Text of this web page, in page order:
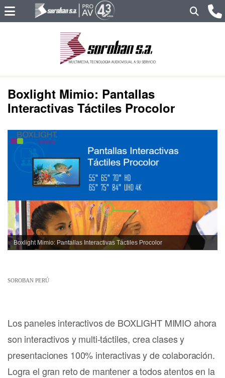
Boxlight Mimio: Pantallas
Interactivas Táctiles Procolor
Boxlight Mimio: Pantallas Interactivas Táctiles Procolor
SOROBAN PERÚ
Los paneles interactivos de BOXLIGHT MIMIO ahora
son interactivos y multi-táctiles, crea clases y
presentaciones 100% interactivas y de colaboración.
Logra el gran reto de mantener a todos atentos en la